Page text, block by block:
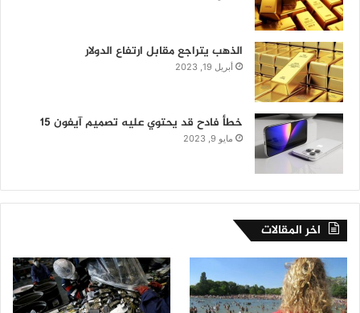
الذهب يتراجع مقابل ارتفاع الدولار
أبريل 19, 2023
خطأ فادح قد يحتوي عليه تصميم آيفون 15
مايو 9, 2023
اخر المقالات